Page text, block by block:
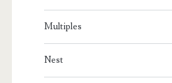
Multiples
Nest